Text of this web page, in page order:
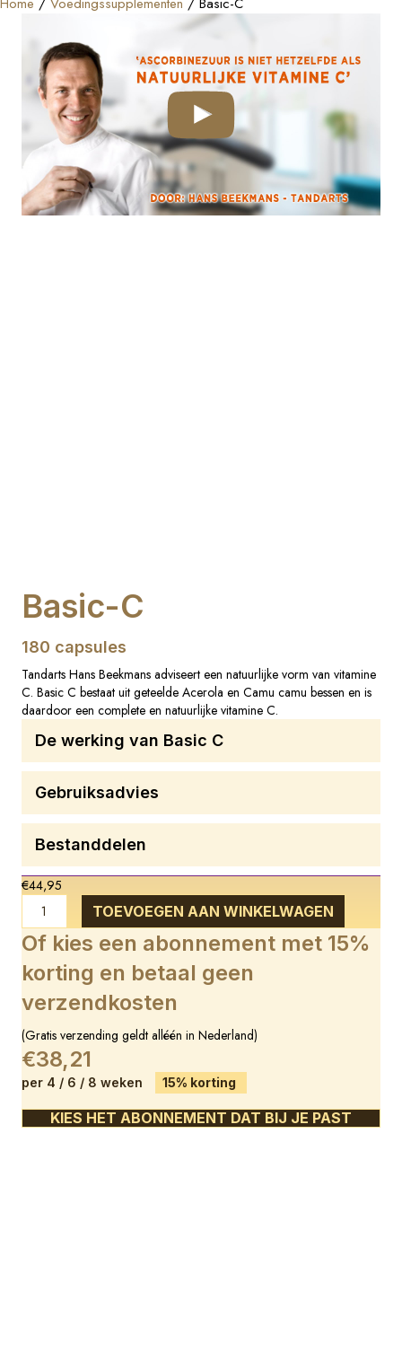
Basic-C
180 capsules
Tandarts Hans Beekmans adviseert een natuurlijke vorm van vitamine
C. Basic C bestaat uit geteelde Acerola en Camu camu bessen en is
daardoor een complete en natuurlijke vitamine C.
De werking van Basic C
Gebruiksadvies
Bestanddelen
€44,95
Basic-
aantal
TOEVOEGEN AAN WINKELWAGEN
Of kies een abonnement met 15%
korting en betaal geen
verzendkosten
(Gratis verzending geldt alléén in Nederland)
€38,21
per 4 / 6 / 8 weken 15% korting
KIES HET ABONNEMENT DAT BIJ JE PAST